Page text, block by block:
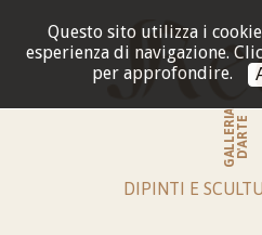
Questo sito utilizza i
esperienza di navigazione.
per approfondire.
GALLERIAD'ARTE
DIPINTI E